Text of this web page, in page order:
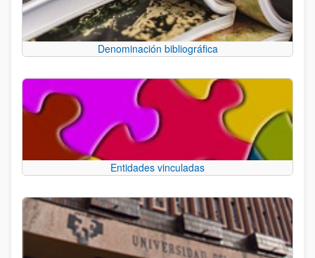
Denominación bibliográfica
Entidades vinculadas